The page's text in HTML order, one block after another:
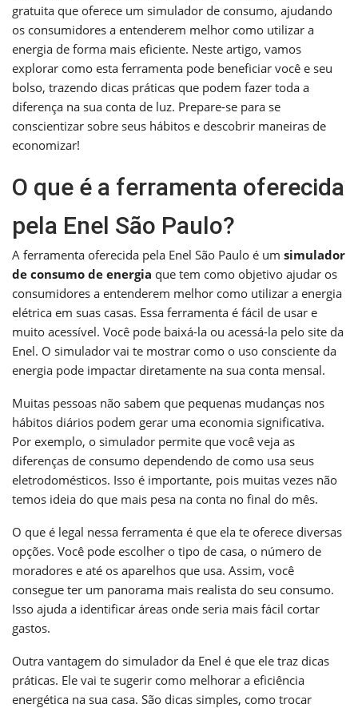
gratuita que oferece um simulador de consumo, ajudando
os consumidores a entenderem melhor como utilizar a
energia de forma mais eficiente. Neste artigo, vamos
explorar como esta ferramenta pode beneficiar você e seu
bolso, trazendo dicas práticas que podem fazer toda a
diferença na sua conta de luz. Prepare-se para se
conscientizar sobre seus hábitos e descobrir maneiras de
economizar!
O que é a ferramenta oferecida
pela Enel São Paulo?
A ferramenta oferecida pela Enel São Paulo é um simulador
de consumo de energia que tem como objetivo ajudar os
consumidores a entenderem melhor como utilizar a energia
elétrica em suas casas. Essa ferramenta é fácil de usar e
muito acessível. Você pode baixá-la ou acessá-la pelo site da
Enel. O simulador vai te mostrar como o uso consciente da
energia pode impactar diretamente na sua conta mensal.
Muitas pessoas não sabem que pequenas mudanças nos
hábitos diários podem gerar uma economia significativa.
Por exemplo, o simulador permite que você veja as
diferenças de consumo dependendo de como usa seus
eletrodomésticos. Isso é importante, pois muitas vezes não
temos ideia do que mais pesa na conta no final do mês.
O que é legal nessa ferramenta é que ela te oferece diversas
opções. Você pode escolher o tipo de casa, o número de
moradores e até os aparelhos que usa. Assim, você
consegue ter um panorama mais realista do seu consumo.
Isso ajuda a identificar áreas onde seria mais fácil cortar
gastos.
Outra vantagem do simulador da Enel é que ele traz dicas
práticas. Ele vai te sugerir como melhorar a eficiência
energética na sua casa. São dicas simples, como trocar